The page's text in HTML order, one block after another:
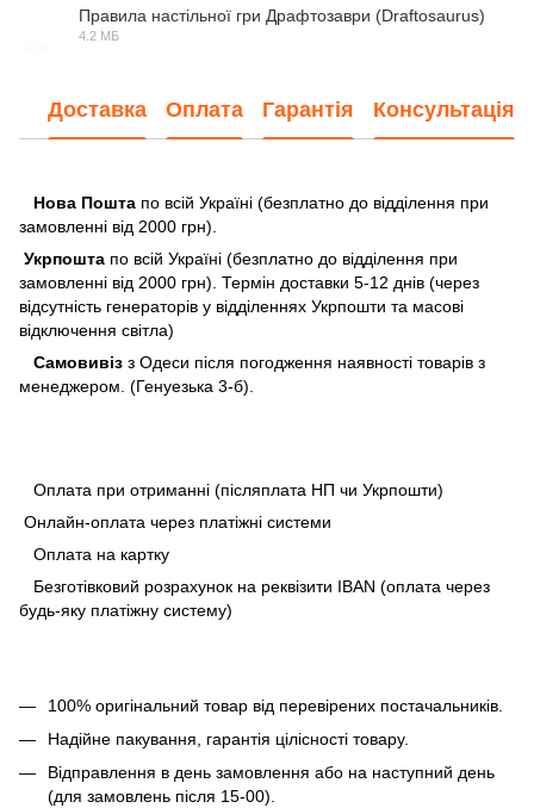
Правила настільної гри Драфтозаври (Draftosaurus)
4.2 МБ
Доставка Оплата Гарантія Консультація
Нова Пошта по всій Україні (безплатно до відділення при
замовленні від 2000 грн).
Укрпошта по всій Україні (безплатно до відділення при
замовленні від 2000 грн). Термін доставки 5-12 днів (через
відсутність генераторів у відділеннях Укрпошти та масові
відключення світла)
Самовивіз з Одеси після погодження наявності товарів з
менеджером. (Генуезька 3-б).
Оплата при отриманні (післяплата НП чи Укрпошти)
Онлайн-оплата через платіжні системи
Оплата на картку
Безготівковий розрахунок на реквізити IBAN (оплата через
будь-яку платіжну систему)
100% оригінальний товар від перевірених постачальників.
Надійне пакування, гарантія цілісності товару.
Відправлення в день замовлення або на наступний день
(для замовлень після 15-00).